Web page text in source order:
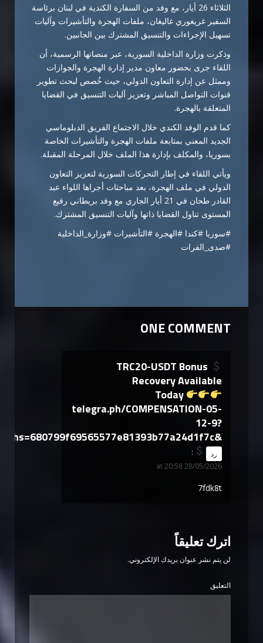
الثلاثاء 26 أيار، مع وفد من السفارة الكندية في لبنان برئاسة
السفير غريغوري غاليغان، ملفات الهجرة والتأشيرات وآليات
تسهيل الإجراءات والتنسيق المشترك بين الجانبين.
وذكرت وزارة الداخلية السورية، عبر منصاتها الرسمية، أن
اللقاء جرى بحضور معاون مدير إدارة الهجرة والجوازات
وممثل عن إدارة التعاون الدولي، حيث خُصص لبحث تطوير
قنوات التواصل المباشر وتعزيز آليات التنسيق في القضايا
المتعلقة بالهجرة.
كما قدم الوفد الكندي خلال الاجتماع الفريق الدبلوماسي
الجديد المعني بمتابعة ملفات الهجرة والتأشيرات الخاصة
بسوريا، والمكلف بإدارة هذا الملف خلال المرحلة المقبلة.
ويأتي اللقاء في إطار التحركات السورية لتعزيز التعاون
الدولي في ملف الهجرة، بعد مباحثات أجراها اللواء عبد
القادر طحان في 21 أيار الجاري مع وفد بريطاني رفيع
المستوى تناول القضايا ذاتها وآليات التنسيق المشترك.
#سوريا #كندا #الهجرة #التأشيرات #وزارة_الداخلية
#صدى_الفرات
ONE COMMENT
TRC20-USDT Bonus
Recovery Available
Today
telegra.ph/COMPENSATION-05-
12-9?
hs=680799f69565577e81393b77a24d1f7c&
says:
28/05/2026 at 20:58
رد
7fdk8t
اترك تعليقاً
لن يتم نشر عنوان بريدك الإلكتروني.
التعليق